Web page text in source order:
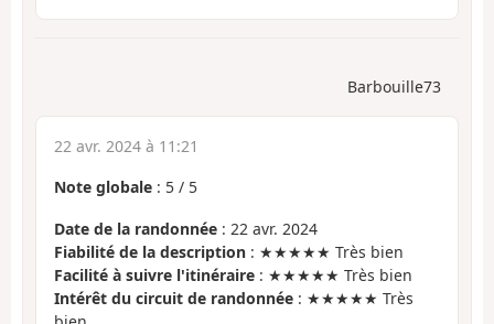
Barbouille73
22 avr. 2024 à 11:21
Note globale : 5 / 5
Date de la randonnée : 22 avr. 2024
Fiabilité de la description : ★★★★★ Très bien
Facilité à suivre l'itinéraire : ★★★★★ Très bien
Intérêt du circuit de randonnée : ★★★★★ Très